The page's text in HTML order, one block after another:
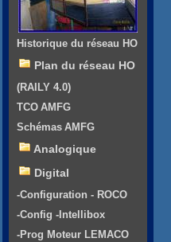
Historique du réseau HO
Plan du réseau HO
(RAILY 4.0)
TCO AMFG
Schémas AMFG
Analogique
Digital
-Configuration - ROCO
-Config -Intellibox
-Prog Moteur LEMACO